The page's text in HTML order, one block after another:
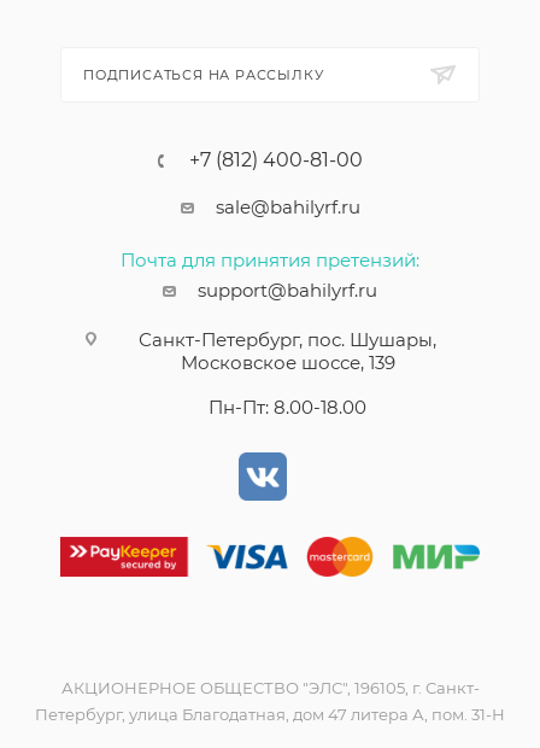
ПОДПИСАТЬСЯ НА РАССЫЛКУ
+7 (812) 400-81-00
sale@bahilyrf.ru
Почта для принятия претензий:
support@bahilyrf.ru
Санкт-Петербург, пос. Шушары,
Московское шоссе, 139
Пн-Пт: 8.00-18.00
АКЦИОНЕРНОЕ ОБЩЕСТВО "ЭЛС", 196105, г. Санкт-
Петербург, улица Благодатная, дом 47 литера А, пом. 31-Н